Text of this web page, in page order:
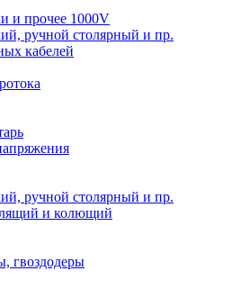
и прочее 1000V
ручной столярный и пр.
кабелей
ручной столярный и пр.
и колющий
гвоздодеры